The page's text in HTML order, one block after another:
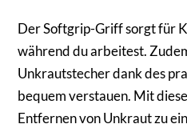
Der Softgrip-Griff sorgt für
während du arbeitest.
Unkrautstecher dank des
bequem verstauen. Mit
Entfernen von Unkraut zu